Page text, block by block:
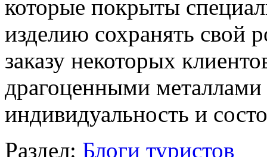
которые покрыты
изделию сохранять свой
заказу некоторых
драгоценными
индивидуальность и
Раздел: Блоги туристов